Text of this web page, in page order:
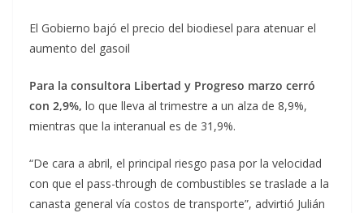
El Gobierno bajó el precio del biodiesel para atenuar el
aumento del gasoil
Para la consultora Libertad y Progreso marzo cerró
con 2,9%, lo que lleva al trimestre a un alza de 8,9%,
mientras que la interanual es de 31,9%.
“De cara a abril, el principal riesgo pasa por la velocidad
con que el pass-through de combustibles se traslade a la
canasta general vía costos de transporte”, advirtió Julián